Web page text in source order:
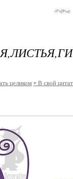
целиком+ В свой